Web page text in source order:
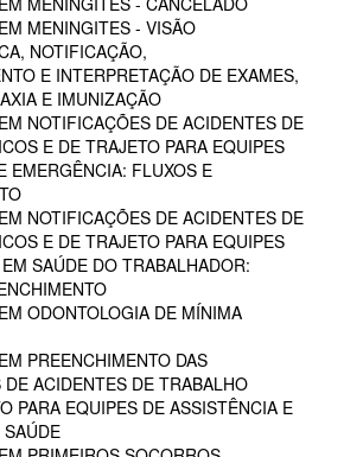
MENINGITES - VISÃO
NOTIFICAÇÃO,
E INTERPRETAÇÃO DE EXAMES,
E IMUNIZAÇÃO
NOTIFICAÇÕES DE ACIDENTES DE
E DE TRAJETO PARA EQUIPES
EMERGÊNCIA: FLUXOS E
NOTIFICAÇÕES DE ACIDENTES DE
E DE TRAJETO PARA EQUIPES
SAÚDE DO TRABALHADOR:
ODONTOLOGIA DE MÍNIMA
PREENCHIMENTO DAS
ACIDENTES DE TRABALHO
PARA EQUIPES DE ASSISTÊNCIA E